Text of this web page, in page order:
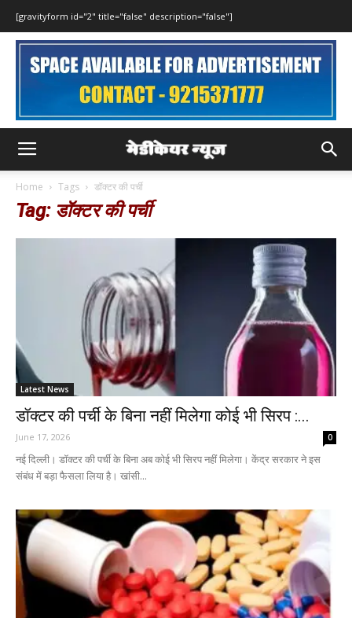
[gravityform id="2" title="false" description="false"]
Home Tags डॉक्टर की पर्ची
Tag: डॉक्टर की पर्ची
Latest News
डॉक्टर की पर्ची के बिना नहीं मिलेगा कोई भी सिरप :...
June 17, 2026 0
नई दिल्ली। डॉक्टर की पर्ची के बिना अब कोई भी सिरप नहीं मिलेगा। केंद्र सरकार ने इस
संबंध में बड़ा फैसला लिया है। खांसी...